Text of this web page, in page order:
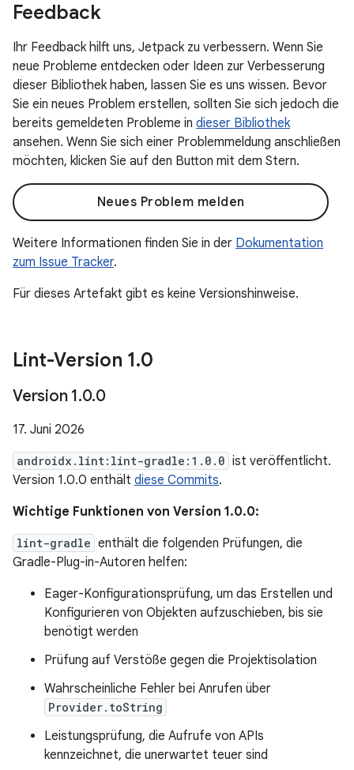
Feedback
Ihr Feedback hilft uns, Jetpack zu verbessern. Wenn Sie
neue Probleme entdecken oder Ideen zur Verbesserung
dieser Bibliothek haben, lassen Sie es uns wissen. Bevor
Sie ein neues Problem erstellen, sollten Sie sich jedoch die
bereits gemeldeten Probleme in dieser Bibliothek
ansehen. Wenn Sie sich einer Problemmeldung anschließen
möchten, klicken Sie auf den Button mit dem Stern.
Neues Problem melden
Weitere Informationen finden Sie in der Dokumentation
zum Issue Tracker.
Für dieses Artefakt gibt es keine Versionshinweise.
Lint-Version 1.0
Version 1.0.0
17. Juni 2026
androidx.lint:lint-gradle:1.0.0 ist veröffentlicht.
Version 1.0.0 enthält diese Commits.
Wichtige Funktionen von Version 1.0.0:
lint-gradle enthält die folgenden Prüfungen, die
Gradle-Plug-in-Autoren helfen:
Eager-Konfigurationsprüfung, um das Erstellen und
Konfigurieren von Objekten aufzuschieben, bis sie
benötigt werden
Prüfung auf Verstöße gegen die Projektisolation
Wahrscheinliche Fehler bei Anrufen über
Provider.toString
Leistungsprüfung, die Aufrufe von APIs
kennzeichnet, die unerwartet teuer sind